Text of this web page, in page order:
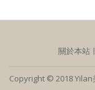
關於本站 ∣
Copyright © 2018